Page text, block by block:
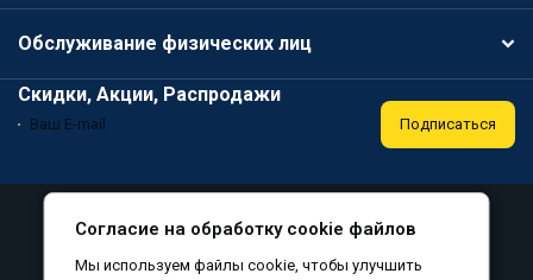
Обслуживание физических лиц
Скидки, Акции, Распродажи
Подписаться
Специальная оценка условий трудаПубличная оферта
Политика конфиденциальности
Согласие на обработку cookie файлов
Мы используем файлы cookie, чтобы улучшить